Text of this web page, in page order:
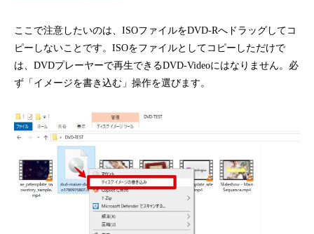
ここで注意したいのは、ISOファイルをDVD-Rへドラッグしてコ
ピーしないことです。ISOをファイルとしてコピーしただけで
は、DVDプレーヤーで再生できるDVD-Videoにはなりません。必
ず「イメージを書き込む」操作を選びます。